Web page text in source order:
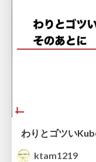
わりとゴツい
ktam1219